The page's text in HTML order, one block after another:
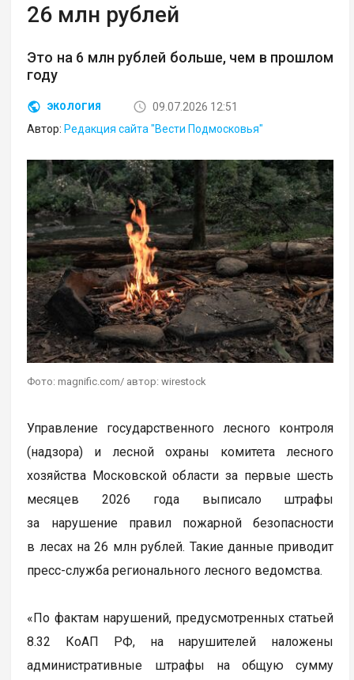
26 млн рублей
Это на 6 млн рублей больше, чем в прошлом
году
ЭКОЛОГИЯ
09.07.2026 12:51
Автор: Редакция сайта "Вести Подмосковья"
Фото: magnific.com/ автор: wirestock
Управление государственного лесного контроля
(надзора) и лесной охраны комитета лесного
хозяйства Московской области за первые шесть
месяцев 2026 года выписало штрафы
за нарушение правил пожарной безопасности
в лесах на 26 млн рублей. Такие данные приводит
пресс-служба регионального лесного ведомства.
«По фактам нарушений, предусмотренных статьей
8.32 КоАП РФ, на нарушителей наложены
административные штрафы на общую сумму